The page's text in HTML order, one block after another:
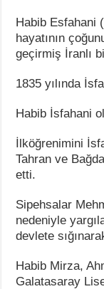
Habib Esfahani
hayatının
geçirmiş İranlı
1835 yılında
Habib İsfahani
İlköğrenimini
Tahran ve
etti.
Sipehsalar
nedeniyle
devlete
Habib Mirza,
Galatasaray